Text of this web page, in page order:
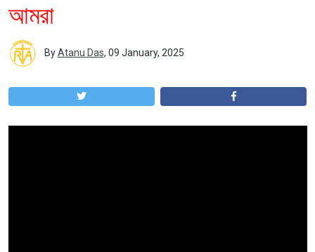
আমরা
ByAtanu Das, 09 January, 2025